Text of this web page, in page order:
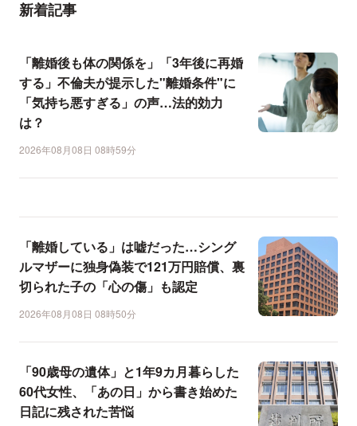
新着記事
「離婚後も体の関係を」「3年後に再婚
する」不倫夫が提示した"離婚条件"に
「気持ち悪すぎる」の声…法的効力
は？
2026年08月08日 08時59分
「離婚している」は嘘だった…シング
ルマザーに独身偽装で121万円賠償、裏
切られた子の「心の傷」も認定
2026年08月08日 08時50分
「90歳母の遺体」と1年9カ月暮らした
60代女性、「あの日」から書き始めた
日記に残された苦悩